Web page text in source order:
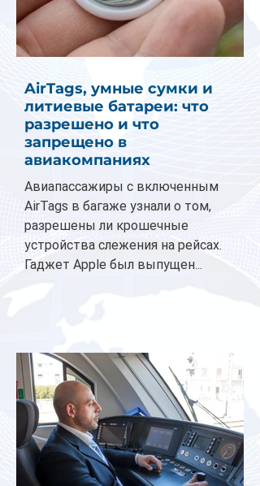
AirTags, умные сумки и
литиевые батареи: что
разрешено и что
запрещено в
авиакомпаниях
Авиапассажиры с включенным
AirTags в багаже узнали о том,
разрешены ли крошечные
устройства слежения на рейсах.
Гаджет Apple был выпущен...